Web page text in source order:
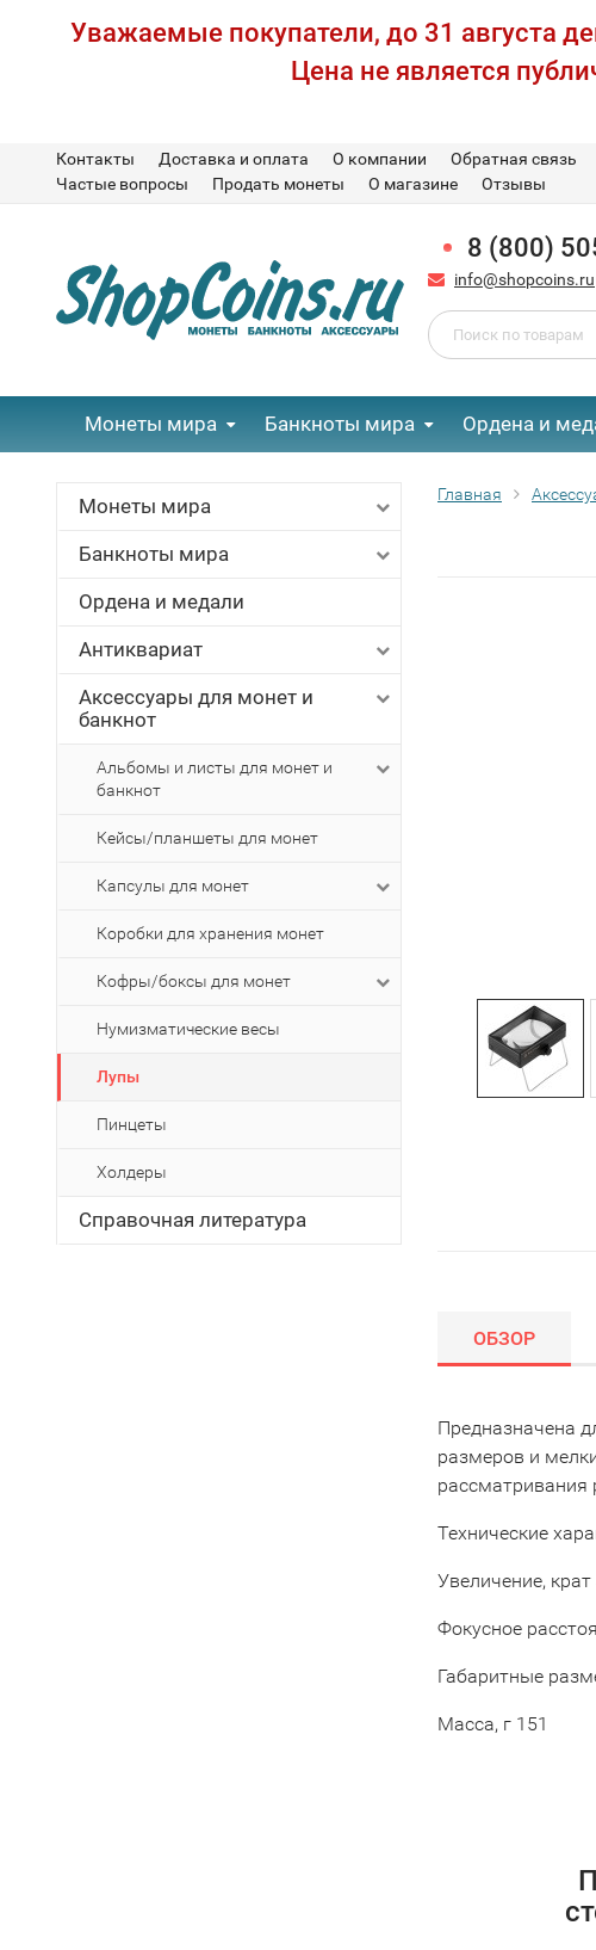
Уважаемые покупатели, до 31 августа
Цена не является
Контакты Доставка и оплата О компании Обратная связь
Частые вопросы
Продать монеты О магазине Отзывы
8 (800)
info@shopcoins.ru
Монеты мира Банкноты мира Ордена и
Монеты мира
Банкноты мира
Ордена и медали
Антиквариат
Аксессуары для монет и
банкнот
Альбомы и листы для монет и
банкнот
Кейсы/планшеты для монет
Капсулы для монет
Коробки для хранения монет
Кофры/боксы для монет
Нумизматические весы
Лупы
Пинцеты
Холдеры
Справочная литература
Главная
ОБЗОР
Предназначена
размеров и
рассматривания
Технические
Увеличение, крат
Фокусное
Габаритные
Масса, г 151